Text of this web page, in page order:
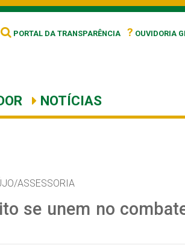
PORTAL DA TRANSPARÊNCIA ? OUVIDORIA
NOTÍCIAS
ASSESSORIA
se unem no